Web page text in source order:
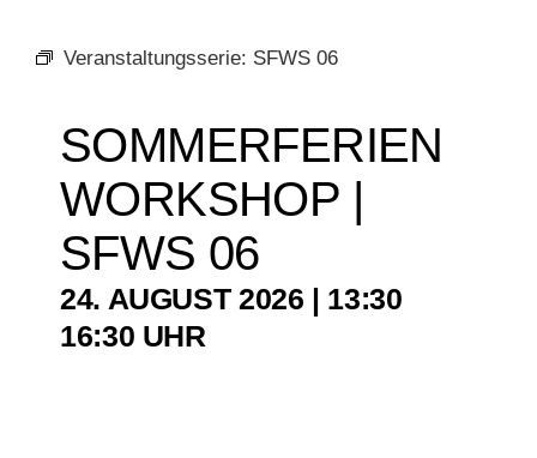
KUNSTSCHULE
KRONBERGER MALERKOLONIE
SUCHE
NACH:
Veranstaltungsserie: SFWS 06
SOMMERFERIEN
WORKSHOP |
SFWS 06
24. AUGUST 2026 | 13:30
16:30